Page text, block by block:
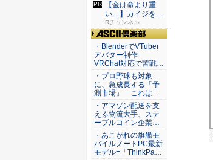
【金は命より重
い…】カイジを無
料で見るな...
Rチャンネル
ASCII倶楽部
・BlenderでVTuber
アバター制作
VRChat対応で苦戦…
・プロ野球も対象
に、急成長する「予
測市場」 これは…
・アマゾン配送を支
える物流大手、ステ
ーブルコイン企業…
・あこがれの旗艦モ
バイルノートPC最新
モデル=「ThinkPa…